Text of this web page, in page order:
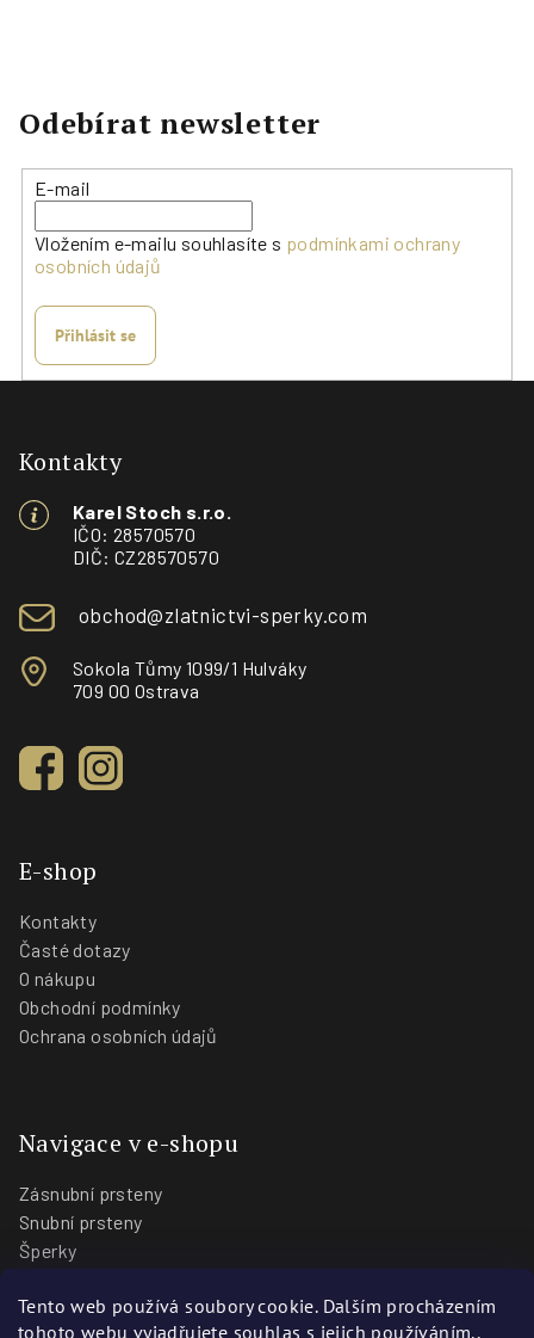
Tento web používá soubory cookie. Dalším procházením
tohoto webu vyjadřujete souhlas s jejich používáním..
Odebírat newsletter
E-mail
Vložením e-mailu souhlasíte s podmínkami ochrany
osobních údajů
Přihlásit se
Kontakty
Karel Stoch s.r.o.
IČO: 28570570
DIČ: CZ28570570
obchod@zlatnictvi-sperky.com
Sokola Tůmy 1099/1 Hulváky
709 00 Ostrava
E-shop
Kontakty
Časté dotazy
O nákupu
Obchodní podmínky
Ochrana osobních údajů
Navigace v e-shopu
Zásnubní prsteny
Snubní prsteny
Šperky
Blog